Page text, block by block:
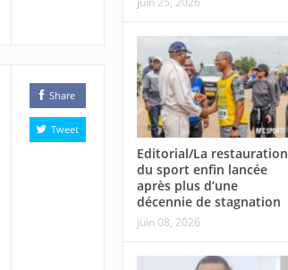
Share
Tweet
Editorial/La restauration
du sport enfin lancée
après plus d’une
décennie de stagnation
juin 08, 2026